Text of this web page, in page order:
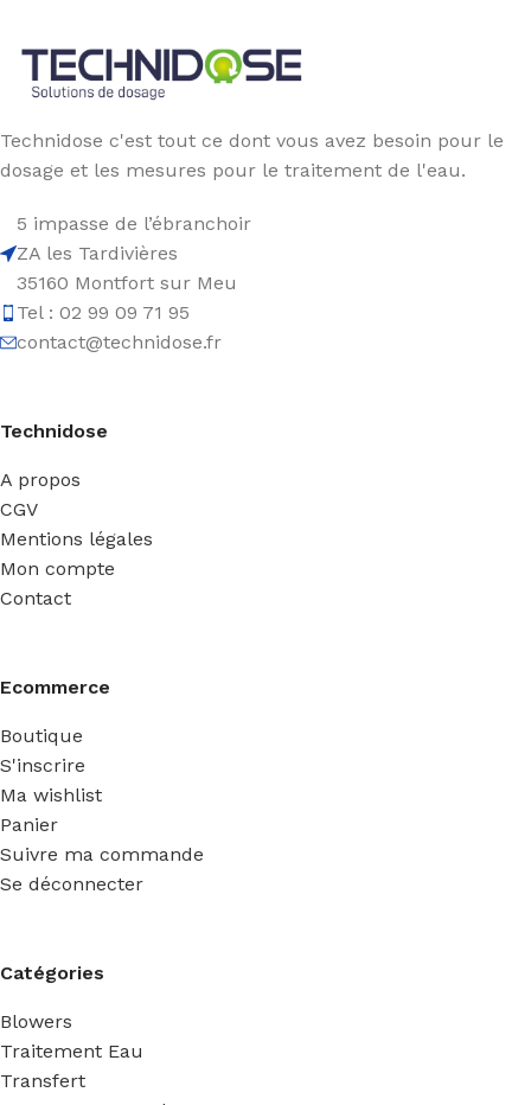
Technidose c'est tout ce dont vous avez besoin pour le
dosage et les mesures pour le traitement de l'eau.
5 impasse de l’ébranchoir
ZA les Tardivières
35160 Montfort sur Meu
Tel : 02 99 09 71 95
contact@technidose.fr
Technidose
A propos
CGV
Mentions légales
Mon compte
Contact
Ecommerce
Boutique
S'inscrire
Ma wishlist
Panier
Suivre ma commande
Se déconnecter
Catégories
Blowers
Traitement Eau
Transfert